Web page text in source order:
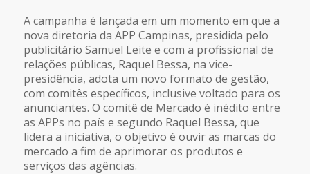
A campanha é lançada em um momento em que a
nova diretoria da APP Campinas, presidida pelo
publicitário Samuel Leite e com a profissional de
relações públicas, Raquel Bessa, na vice-
presidência, adota um novo formato de gestão,
com comitês específicos, inclusive voltado para os
anunciantes. O comitê de Mercado é inédito entre
as APPs no país e segundo Raquel Bessa, que
lidera a iniciativa, o objetivo é ouvir as marcas do
mercado a fim de aprimorar os produtos e
serviços das agências.